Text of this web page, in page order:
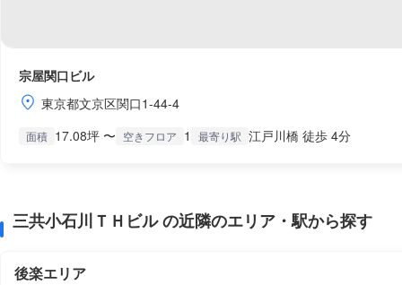
宗屋関口ビル
東京都文京区関口1-44-4
面積 17.08坪 〜 空きフロア 1 最寄り駅 江戸川橋 徒歩 4分
三共小石川ＴＨビル の近隣のエリア・駅から探す
後楽エリア